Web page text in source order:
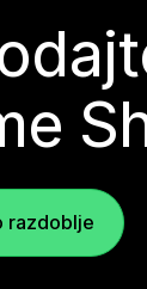
razdoblje